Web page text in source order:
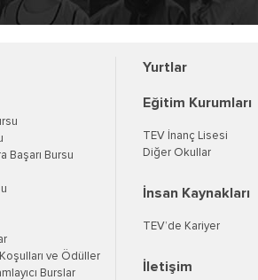
Başarı Bursu
ve Ödüller
Burslar
Yurtlar
Eğitim Kurumları
TEV İnanç Lisesi
Diğer Okullar
İnsan Kaynakları
TEV’de Kariyer
İletişim